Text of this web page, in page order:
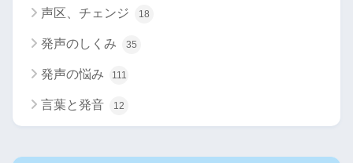
声区、チェンジ 18
発声のしくみ 35
発声の悩み 111
言葉と発音 12